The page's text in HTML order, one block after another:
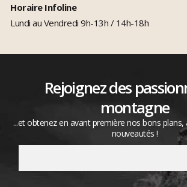
Horaire Infoline
Lundi au Vendredi 9h-13h / 14h-18h
Rejoignez des
montagne
...et obtenez en avant première nos bons
nouveautés !